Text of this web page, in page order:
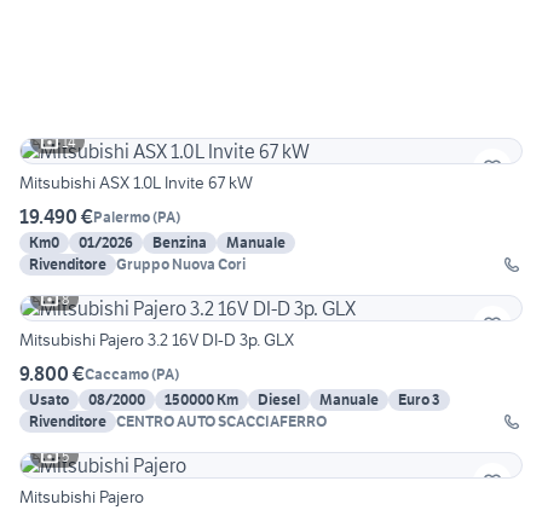
14
Mitsubishi ASX 1.0L Invite 67 kW
19.490 €Palermo(PA)
Km0
01/2026 Benzina
Manuale
Rivenditore Gruppo Nuova Cori
8
Mitsubishi Pajero 3.2 16V DI-D 3p. GLX
9.800 €Caccamo(PA)
Usato
08/2000 150000 Km Diesel Manuale
Euro 3
Rivenditore CENTRO AUTO SCACCIAFERRO
5
Mitsubishi Pajero